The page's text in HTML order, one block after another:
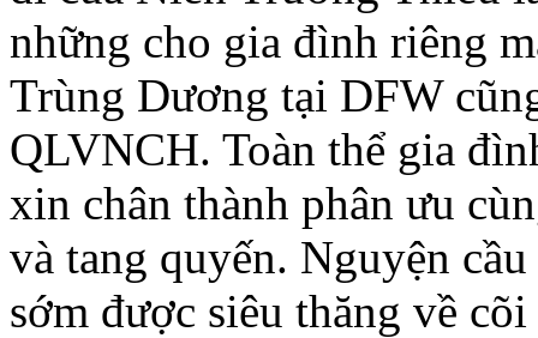
những cho gia đình riêng
Trùng Dương tại DFW
QLVNCH. Toàn thể gia
xin chân thành phân ưu
và tang quyến. Nguyện
sớm được siêu thăng về